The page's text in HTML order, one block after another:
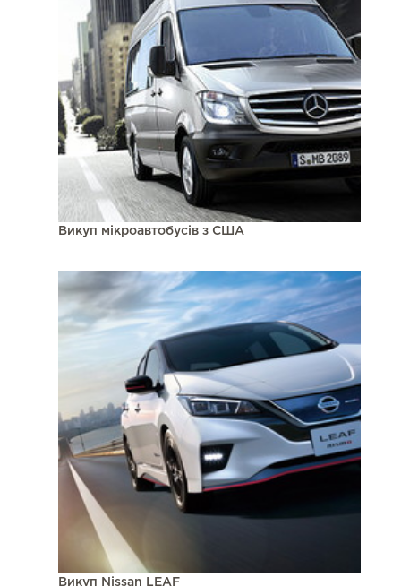
Викуп мікроавтобусів з США
Викуп Nissan LEAF